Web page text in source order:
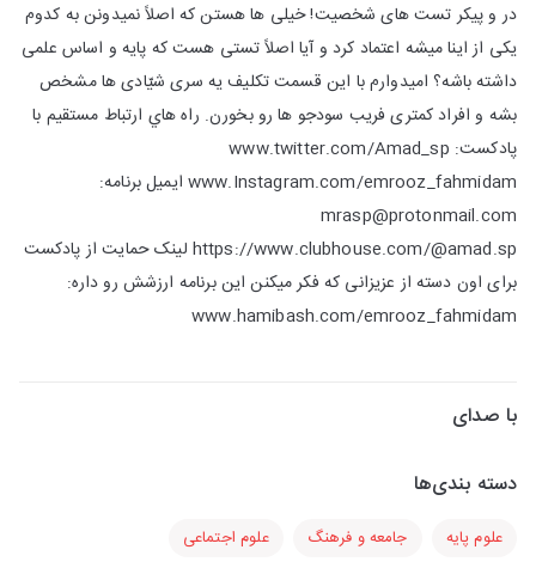
در و پیکر تست های شخصیت! خیلی ها هستن که اصلاً نمیدونن به کدوم
یکی از اینا میشه اعتماد کرد و آیا اصلاً تستی هست که پایه و اساس علمی
داشته باشه؟ امیدوارم با این قسمت تکلیف یه سری شیّادی ها مشخص
بشه و افراد کمتری فریب سودجو ها رو بخورن. راه هاي ارتباط مستقيم با
پادكست: www.twitter.com/Amad_sp
www.Instagram.com/emrooz_fahmidam ایمیل برنامه:
mrasp@protonmail.com
https://www.clubhouse.com/@amad.sp لینک حمایت از پادکست
برای اون دسته از عزیزانی که فکر میکنن این برنامه ارزشش رو داره:
www.hamibash.com/emrooz_fahmidam
با صدای
دسته بندی‌ها
علوم پایه جامعه و فرهنگ علوم اجتماعی